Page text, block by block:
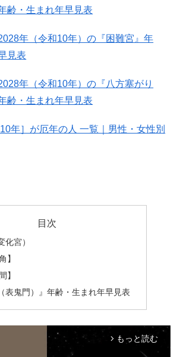
齢・生まれ年早見表
年（令和10年）の『困難宮』年
見表
年（令和10年）の『八方塞がり
齢・生まれ年早見表
年］が厄年の人 一覧｜男性・女性別
目次
化宮）
】
】
表鬼門）』年齢・生まれ年早見表
arrow_forward_ios もっと読む